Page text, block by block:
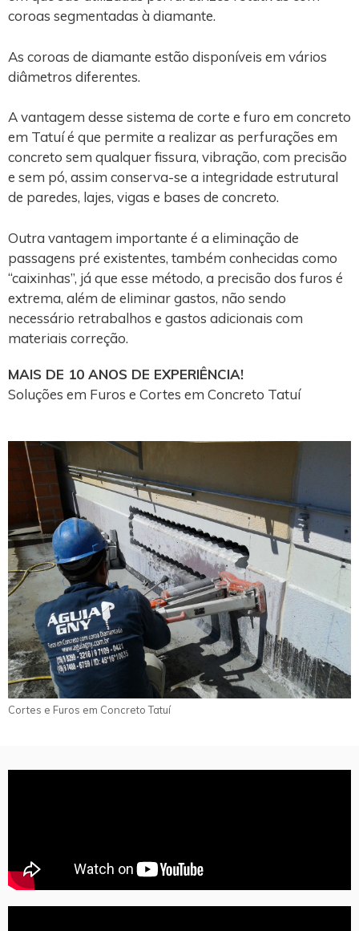
coroas segmentadas à diamante.
As coroas de diamante estão disponíveis em vários
diâmetros diferentes.
A vantagem desse sistema de corte e furo em concreto
em Tatuí é que permite a realizar as perfurações em
concreto sem qualquer fissura, vibração, com precisão
e sem pó, assim conserva-se a integridade estrutural
de paredes, lajes, vigas e bases de concreto.
Outra vantagem importante é a eliminação de
passagens pré existentes, também conhecidas como
“caixinhas”, já que esse método, a precisão dos furos é
extrema, além de eliminar gastos, não sendo
necessário retrabalhos e gastos adicionais com
materiais correção.
MAIS DE 10 ANOS DE EXPERIÊNCIA!
Soluções em Furos e Cortes em Concreto Tatuí
Cortes e Furos em Concreto Tatuí